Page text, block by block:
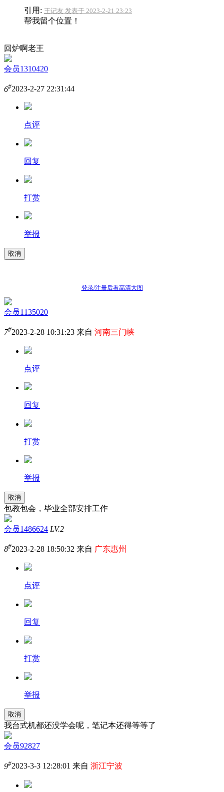
引用: 王记友 发表于 2023-2-21 23:23
帮我留个位置！
回炉啊老王
会员1310420
6#2023-2-27 22:31:44
点评
回复
打赏
举报
取消
登录/注册后看高清大图
会员1135020
7#2023-2-28 10:31:23 来自 河南三门峡
点评
回复
打赏
举报
取消
包教包会，毕业全部安排工作
会员1486624 LV.2
8#2023-2-28 18:50:32 来自 广东惠州
点评
回复
打赏
举报
取消
我台式机都还没学会呢，笔记本还得等等了
会员92827
9#2023-3-3 12:28:01 来自 浙江宁波